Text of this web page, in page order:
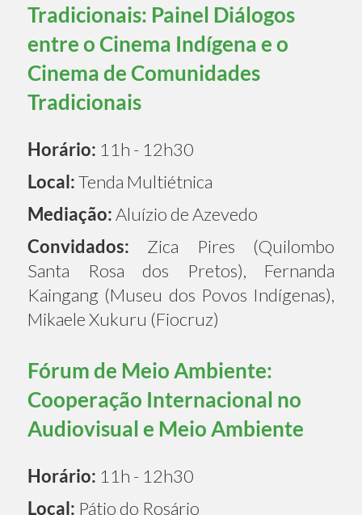
Tradicionais: Painel Diálogos
entre o Cinema Indígena e o
Cinema de Comunidades
Tradicionais
Horário: 11h - 12h30
Local:Tenda Multiétnica
Mediação:Aluízio de Azevedo
Convidados: Zica Pires (Quilombo
Santa Rosa dos Pretos), Fernanda
Kaingang (Museu dos Povos Indígenas),
Mikaele Xukuru (Fiocruz)
Fórum de Meio Ambiente:
Cooperação Internacional no
Audiovisual e Meio Ambiente
Horário: 11h - 12h30
Local: Pátio do Rosário